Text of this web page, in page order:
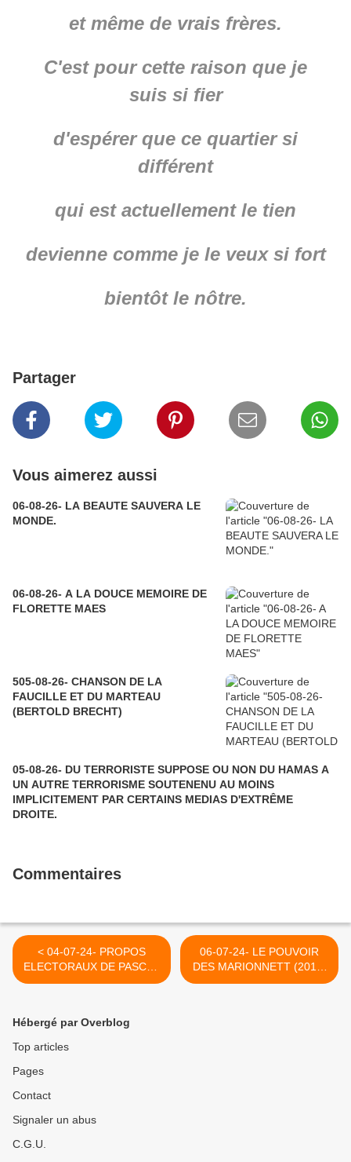
et même de vrais frères.
C'est pour cette raison que je
suis si fier
d'espérer que ce quartier si
différent
qui est actuellement le tien
devienne comme je le veux si fort
bientôt le nôtre.
Partager
Vous aimerez aussi
06-08-26- LA BEAUTE SAUVERA LE
MONDE.
06-08-26- A LA DOUCE MEMOIRE DE
FLORETTE MAES
505-08-26- CHANSON DE LA
FAUCILLE ET DU MARTEAU
(BERTOLD BRECHT)
05-08-26- DU TERRORISTE SUPPOSE OU NON DU HAMAS A
UN AUTRE TERRORISME SOUTENENU AU MOINS
IMPLICITEMENT PAR CERTAINS MEDIAS D'EXTRÊME
DROITE.
Commentaires
< 04-07-24- PROPOS
ELECTORAUX DE PASCAL
PRAUD ENTENDUS CE
06-07-24- LE POUVOIR
DES MARIONNETT (2016)
>
Hébergé par Overblog
Top articles
Pages
Contact
Signaler un abus
C.G.U.